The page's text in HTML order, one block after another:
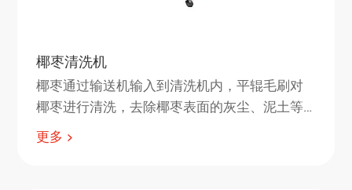
椰枣清洗机
椰枣通过输送机输入到清洗机内，平辊毛刷对
椰枣进行清洗，去除椰枣表面的灰尘、泥土等
杂质，喷淋水管对椰枣进行冲洗，去除椰枣表
更多